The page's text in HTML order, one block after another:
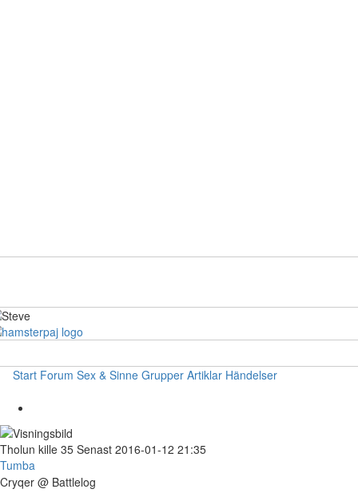
Start Forum Sex & Sinne Grupper Artiklar Händelser
Tholun kille 35 Senast 2016-01-12 21:35
Tumba
Cryqer @ Battlelog